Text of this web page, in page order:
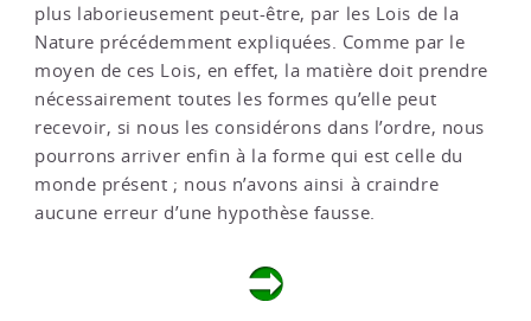
plus laborieusement peut-être, par les Lois de la
Nature précédemment expliquées. Comme par le
moyen de ces Lois, en effet, la matière doit prendre
nécessairement toutes les formes qu’elle peut
recevoir, si nous les considérons dans l’ordre, nous
pourrons arriver enfin à la forme qui est celle du
monde présent ; nous n’avons ainsi à craindre
aucune erreur d’une hypothèse fausse.